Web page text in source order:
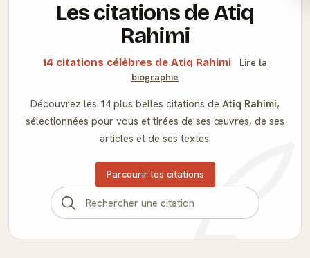
Les citations de Atiq
Rahimi
14 citations célèbres de Atiq Rahimi
Lire la
biographie
Découvrez les 14 plus belles citations de Atiq Rahimi,
sélectionnées pour vous et tirées de ses œuvres, de ses
articles et de ses textes.
Parcourir les citations